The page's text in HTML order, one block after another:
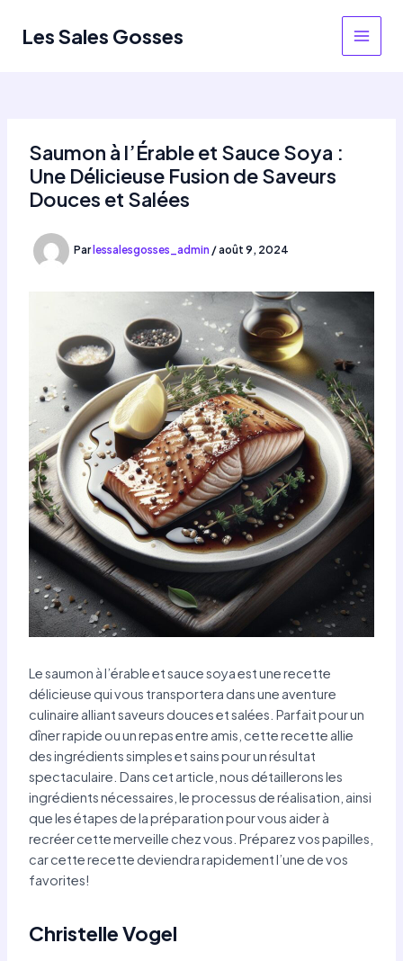
Les Sales Gosses
MAIN
Saumon à l’Érable et Sauce Soya :
Une Délicieuse Fusion de Saveurs
Douces et Salées
Par lessalesgosses_admin /août 9, 2024
Le saumon à l’érable et sauce soya est une recette
délicieuse qui vous transportera dans une aventure
culinaire alliant saveurs douces et salées. Parfait pour un
dîner rapide ou un repas entre amis, cette recette allie
des ingrédients simples et sains pour un résultat
spectaculaire. Dans cet article, nous détaillerons les
ingrédients nécessaires, le processus de réalisation, ainsi
que les étapes de la préparation pour vous aider à
recréer cette merveille chez vous. Préparez vos papilles,
car cette recette deviendra rapidement l’une de vos
favorites!
Christelle Vogel